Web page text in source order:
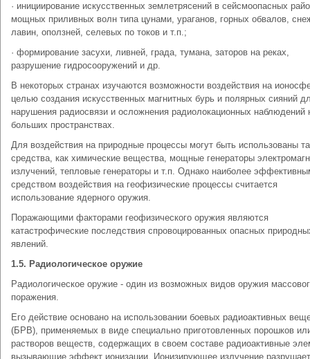
· инициирование искусственных землетрясений в сейсмоопасных
мощных приливных волн типа цунами, ураганов, горных обвалов,
лавин, оползней, селевых по токов и т.п.;
· формирование засухи, ливней, града, тумана, заторов на реках,
разрушение гидросооружений и др.
В некоторых странах изучаются возможности воздействия на
целью создания искусственных магнитных бурь и полярных сияний
нарушения радиосвязи и осложнения радиолокационных наблюдений
больших пространствах.
Для воздействия на природные процессы могут быть использованы
средства, как химические вещества, мощные генераторы
излучений, тепловые генераторы и т.п. Однако наиболее
средством воздействия на геофизические процессы считается
использование ядерного оружия.
Поражающими факторами геофизического оружия являются
катастрофические последствия спровоцированных опасных
явлений.
1.5. Радиологическое оружие
Радиологическое оружие - один из возможных видов оружия
поражения.
Его действие основано на использовании боевых радиоактивных
(БРВ), применяемых в виде специально приготовленных порошков
растворов веществ, содержащих в своем составе радиоактивные
вызывающие эффект ионизации. Ионизирующее излучение